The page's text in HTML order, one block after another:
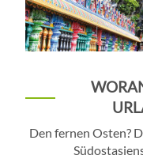
Den fernen Osten?